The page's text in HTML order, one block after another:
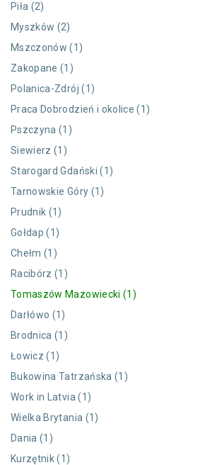
Piła (2)
Myszków (2)
Mszczonów (1)
Zakopane (1)
Polanica-Zdrój (1)
Praca Dobrodzień i okolice (1)
Pszczyna (1)
Siewierz (1)
Starogard Gdański (1)
Tarnowskie Góry (1)
Prudnik (1)
Gołdap (1)
Chełm (1)
Racibórz (1)
Tomaszów Mazowiecki (1)
Darłówo (1)
Brodnica (1)
Łowicz (1)
Bukowina Tatrzańska (1)
Work in Latvia (1)
Wielka Brytania (1)
Dania (1)
Kurzętnik (1)